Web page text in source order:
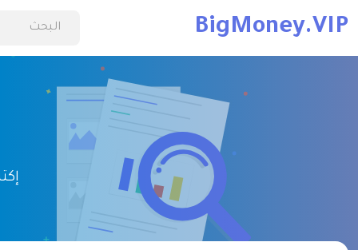
BigMoney.VIP